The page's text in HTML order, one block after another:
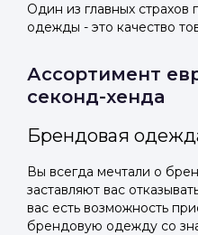
Один из главных страхов
одежды - это качество
Ассортимент
секонд-хенда
Брендовая
Вы всегда мечтали о
заставляют вас
вас есть возможность
брендовую одежду со